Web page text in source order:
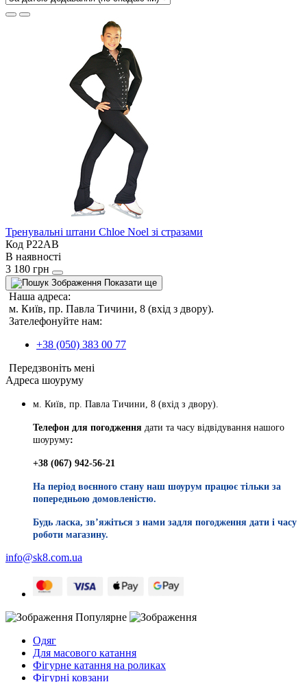
Тренувальні штани Chloe Noel зі стразами
Код P22AB
В наявності
3 180 грн
Показати ще
Наша адреса:
м. Київ, пр. Павла Тичини, 8 (вхід з двору).
Зателефонуйте нам:
+38 (050) 383 00 77
Передзвоніть мені
Адреса шоуруму
м. Київ, пр. Павла Тичини, 8 (вхід з двору).
Телефон для погодження дати та часу відвідування нашого
шоуруму:
+38 (067) 942-56-21
На період воєнного стану наш шоурум працює тільки за
попередньою домовленістю.
Будь ласка, звʼяжіться з нами задля погодження дати і часу
роботи магазину.
info@sk8.com.ua
Популярне
Одяг
Для масового катання
Фігурне катання на роликах
Фігурні ковзани